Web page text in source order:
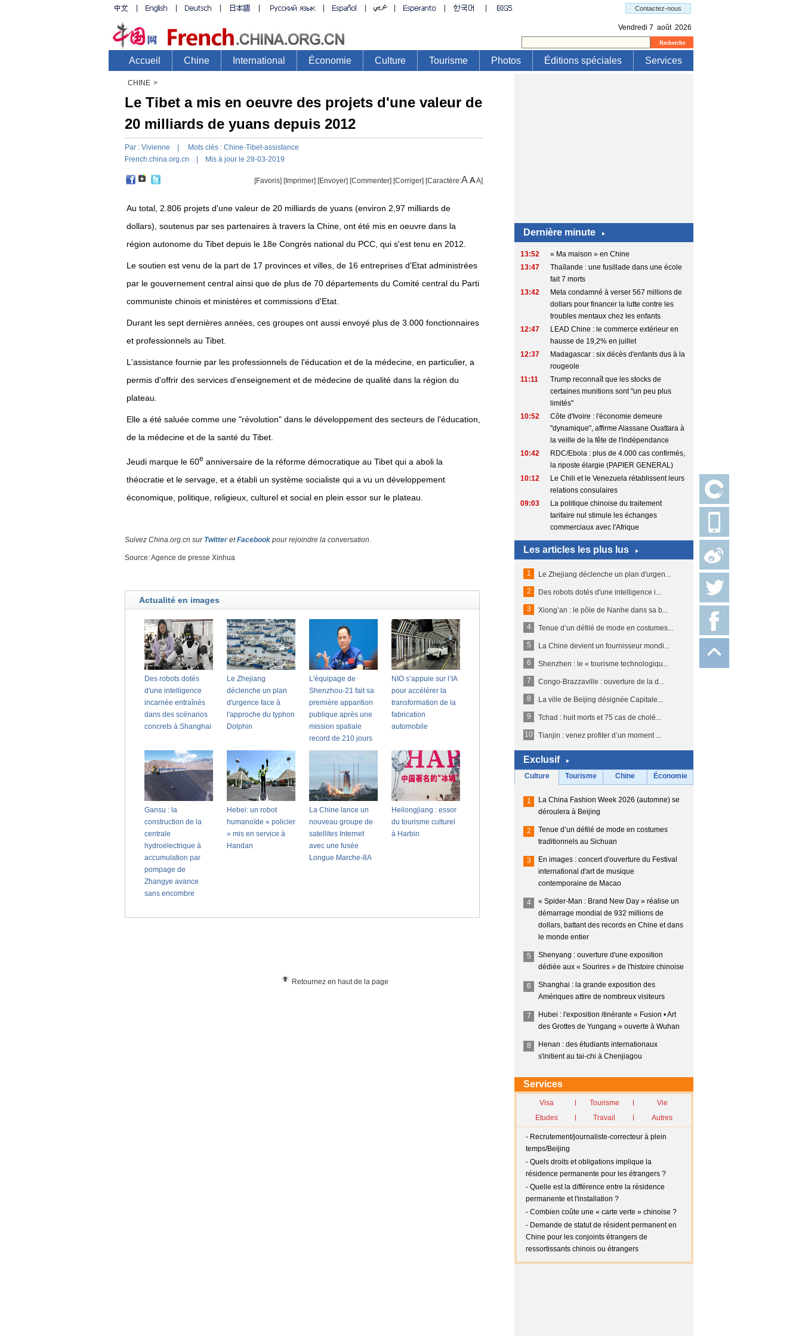
CHINE >
Le Tibet a mis en oeuvre des projets d'une valeur de
20 milliards de yuans depuis 2012
Par : Vivienne | Mots clés : Chine-Tibet-assistance
French.china.org.cn | Mis à jour le 28-03-2019
[Favoris] [Imprimer] [Envoyer] [Commenter] [Corriger] [Caractère:A AA]
Au total, 2.806 projets d'une valeur de 20 milliards de yuans (environ 2,97 milliards de
dollars), soutenus par ses partenaires à travers la Chine, ont été mis en oeuvre dans la
région autonome du Tibet depuis le 18e Congrès national du PCC, qui s'est tenu en 2012.
Le soutien est venu de la part de 17 provinces et villes, de 16 entreprises d'Etat administrées
par le gouvernement central ainsi que de plus de 70 départements du Comité central du Parti
communiste chinois et ministères et commissions d'Etat.
Durant les sept dernières années, ces groupes ont aussi envoyé plus de 3.000 fonctionnaires
et professionnels au Tibet.
L'assistance fournie par les professionnels de l'éducation et de la médecine, en particulier, a
permis d'offrir des services d'enseignement et de médecine de qualité dans la région du
plateau.
Elle a été saluée comme une "révolution" dans le développement des secteurs de l'éducation,
de la médecine et de la santé du Tibet.
Jeudi marque le 60e anniversaire de la réforme démocratique au Tibet qui a aboli la
théocratie et le servage, et a établi un système socialiste qui a vu un développement
économique, politique, religieux, culturel et social en plein essor sur le plateau.
Suivez China.org.cn sur TwitteretFacebook pour rejoindre la conversation.
Source: Agence de presse Xinhua
Retournez en haut de la page